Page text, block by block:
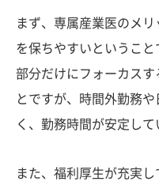
まず、専属産業医のメ
を保ちやすいというこ
部分だけにフォーカス
とですが、時間外勤務
く、勤務時間が安定して
また、福利厚生が充実